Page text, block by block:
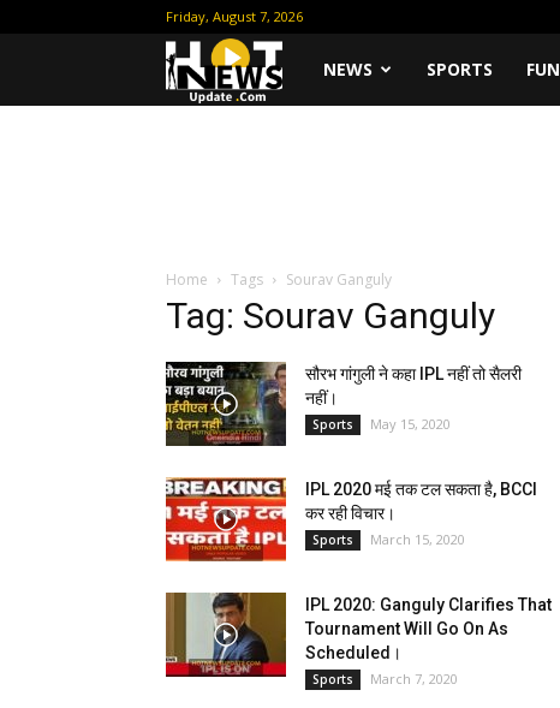
Friday, August 7, 2026
HotNEWS SPORTS FUN
Home Tags Sourav Ganguly
Tag: Sourav Ganguly
सौरभ गांगुली ने कहा IPL नहीं तो सैलरी
नहीं।
Sports May 15, 2020
IPL 2020 मई तक टल सकता है, BCCI
कर रही विचार।
Sports March 15, 2020
IPL 2020: Ganguly Clarifies That
Tournament Will Go On As
Scheduled।
Sports March 7, 2020